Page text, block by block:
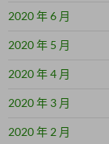
2020 年 6 月
2020 年 5 月
2020 年 4 月
2020 年 3 月
2020 年 2 月